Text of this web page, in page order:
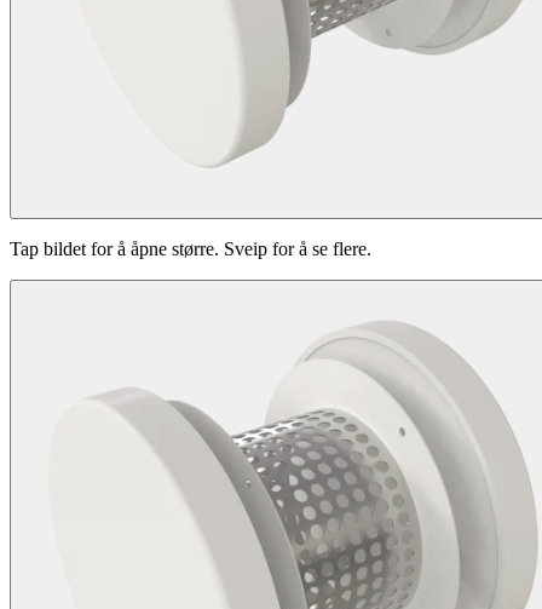
Tap bildet for å åpne større. Sveip for å se flere.